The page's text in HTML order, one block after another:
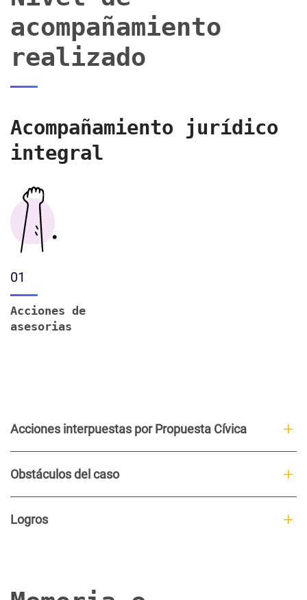
acompañamiento
realizado
Acompañamiento jurídico
integral
01
Acciones de
asesorias
Acciones interpuestas por Propuesta Cívica
Obstáculos del caso
Logros